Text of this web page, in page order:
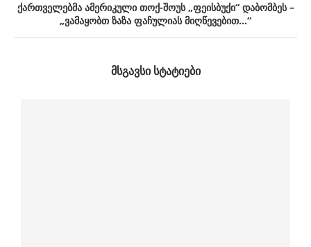
ქართველებმა ამერიკული თოქ-შოუს „ფეისბუქი“ დაბომბეს –
„ვამაყობთ ზაზა ფაჩულიას მიღწევებით…“
ᲛᲡᲒᲐᲕᲡᲘ ᲡᲢᲐᲢᲘᲔᲑᲘ